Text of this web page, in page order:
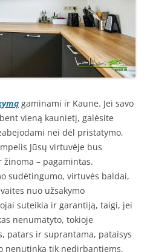
gaminami ir Kaune. Jei savo
vieną kaunietį, galėsite
nei dėl pristatymo,
Jūsų virtuvėje bus
– pagamintas.
sudėtingumo, virtuvės baldai,
nuo užsakymo
suteikia ir garantiją, taigi, jei
nenumatyto, tokioje
patars ir suprantama, pataisys
nenutinka tik nedirbantiems.